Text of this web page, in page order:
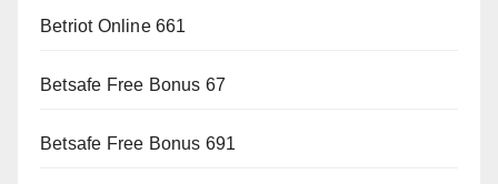
Betriot Online 661
Betsafe Free Bonus 67
Betsafe Free Bonus 691